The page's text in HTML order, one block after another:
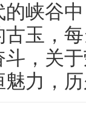
峡谷
玉，
，关
力，